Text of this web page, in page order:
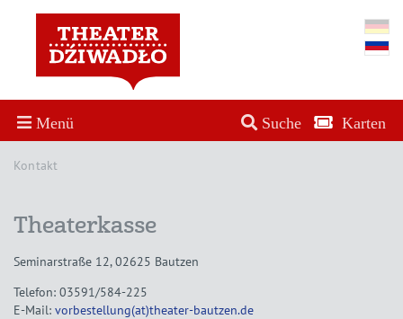
Menü Suche Karten
Kontakt
Theaterkasse
Seminarstraße 12, 02625 Bautzen
Telefon: 03591/584-225
E-Mail: vorbestellung(at)theater-bautzen.de